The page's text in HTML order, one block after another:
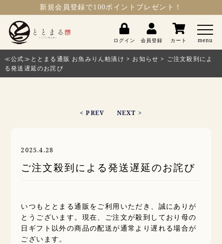
新規会員登録 で100ポイントプレゼント！
ログイン 会員登録 カート menu
≪公式≫ととまる通販 お魚みりん粕漬け > お知らせ > ご注文殺到によ
る発送遅延のお詫び
< PREV NEXT >
ご注文殺到による発送遅延のお詫び
2025.4.28
いつもととまる通販をご利用いただき、誠にありが
とうございます。現在、ご注文が殺到しており母の
日ギフト以外の商品の配送が通常より遅れる場合が
ございます。